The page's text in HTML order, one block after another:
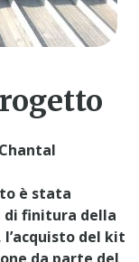
è stata
finitura della
del kit